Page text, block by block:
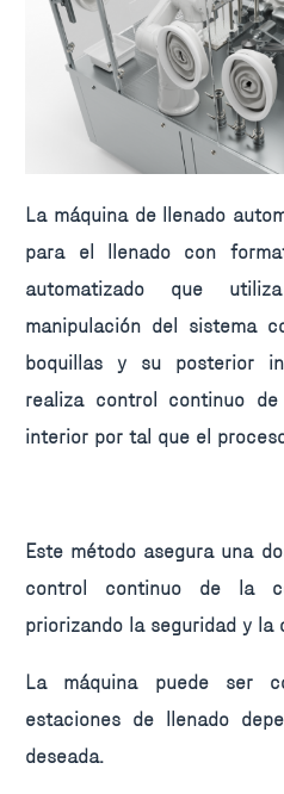
La máquina de llenado
para el llenado con
automatizado que
manipulación del sistema
boquillas y su posterior
realiza control continuo
interior por tal que el
Este método asegura una
control continuo de la
priorizando la seguridad y la
La máquina puede ser
estaciones de llenado
deseada.